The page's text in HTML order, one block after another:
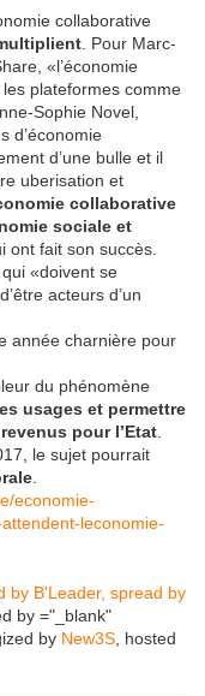
collaborative
. Pour Marc-
«l’économie
plateformes comme
Sophie Novel,
d’économie
d’une bulle et il
uberisation et
collaborative
sociale et
ont fait son succès.
«doivent se
acteurs d’un
année charnière pour
du phénomène
usages et permettre
pour l’Etat
le sujet pourrait
economie-
leconomie-
by B'Leader, spread by
by ="_blank"
by New3S , hosted